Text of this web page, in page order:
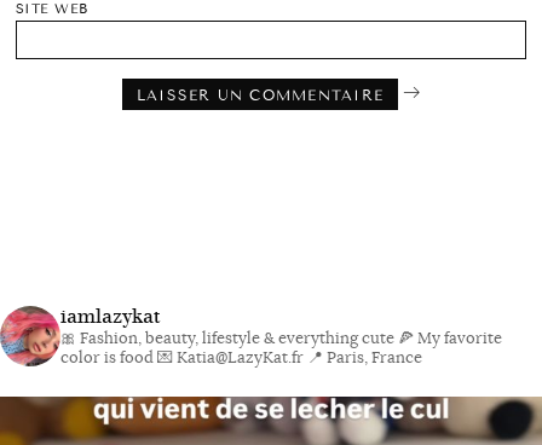
SITE WEB
iamlazykat
🎀 Fashion, beauty, lifestyle & everything cute 🍕 My favorite
color is food💌 Katia@LazyKat.fr 📍 Paris, France